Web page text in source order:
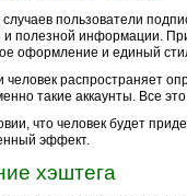
пользователи
полезной информации.
оформление и единый
человек распространяет
такие аккаунты. Все
что человек будет
эффект.
хэштега